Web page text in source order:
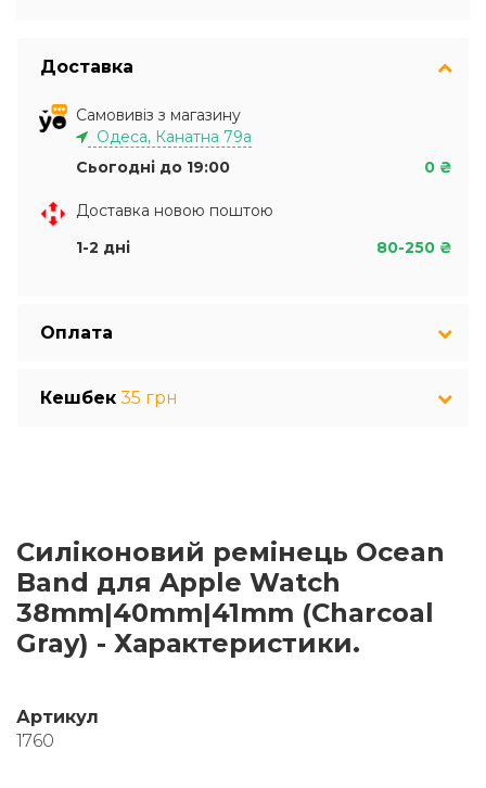
Доставка
Самовивіз з магазину
Одеса, Канатна 79а
Сьогодні до 19:00
0 ₴
Доставка новою поштою
1-2 дні
80-250 ₴
Оплата
Кешбек 35 грн
Cиліконовий ремінець Ocean
Band для Apple Watch
38mm|40mm|41mm (Charcoal
Gray) - Характеристики.
Артикул
1760